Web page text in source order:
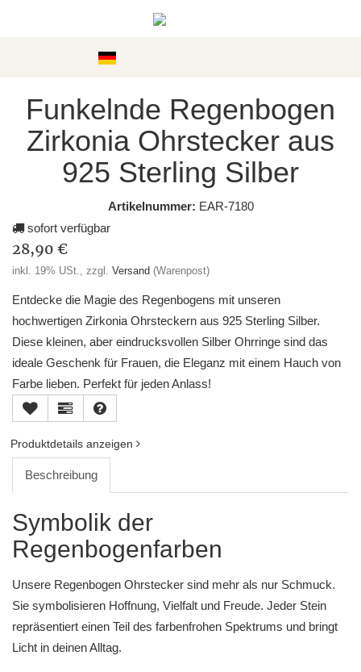
Funkelnde Regenbogen
Zirkonia Ohrstecker aus
925 Sterling Silber
Artikelnummer: EAR-7180
sofort verfügbar
28,90 €
inkl. 19% USt., zzgl. Versand (Warenpost)
Entdecke die Magie des Regenbogens mit unseren
hochwertigen Zirkonia Ohrsteckern aus 925 Sterling Silber.
Diese kleinen, aber eindrucksvollen Silber Ohrringe sind das
ideale Geschenk für Frauen, die Eleganz mit einem Hauch von
Farbe lieben. Perfekt für jeden Anlass!
Produktdetails anzeigen
Beschreibung
Symbolik der
Regenbogenfarben
Unsere Regenbogen Ohrstecker sind mehr als nur Schmuck.
Sie symbolisieren Hoffnung, Vielfalt und Freude. Jeder Stein
repräsentiert einen Teil des farbenfrohen Spektrums und bringt
Licht in deinen Alltag.